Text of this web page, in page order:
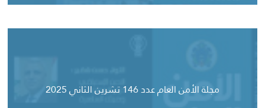
مجلة الأمن العام عدد 146 تشرين الثاني 2025